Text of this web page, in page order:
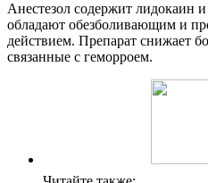
Анестезол содержит лидокаин
обладают обезболивающим и
действием. Препарат снижает
связанные с геморроем.